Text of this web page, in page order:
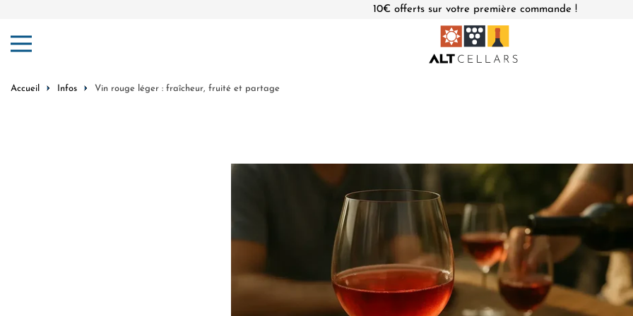
10€ offerts sur votre première commande !
Accueil Infos Vin rouge léger : fraîcheur, fruité et partage